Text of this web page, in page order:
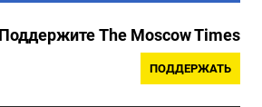
Поддержите The Moscow Times
ПОДДЕРЖАТЬ